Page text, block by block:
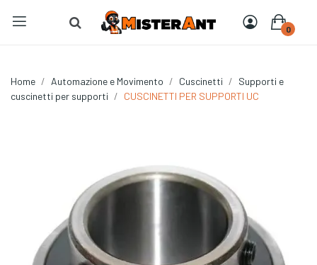
0
Home Automazione e Movimento Cuscinetti
Supporti e
cuscinetti per supporti
CUSCINETTI PER SUPPORTI UC